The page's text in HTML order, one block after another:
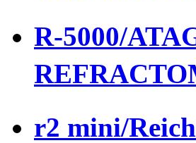
R-5000/
r2 mini/